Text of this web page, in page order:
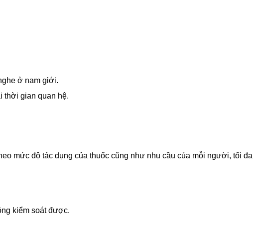
ở nam giới.
thời gian quan hệ.
mức độ tác dụng của thuốc cũng như nhu cầu của mỗi người, tối đa
kiểm soát được.